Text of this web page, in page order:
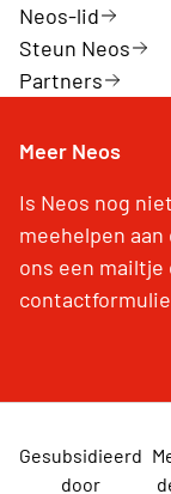
Neos-lid
Steun Neos
Partners
Meer Neos
Is Neos nog
meehelpen
ons een
Gesubsidieerd
door